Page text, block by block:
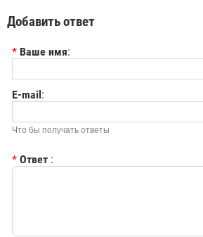
Добавить ответ
* Ваше имя:
E-mail:
Что бы получать ответы
* Ответ :